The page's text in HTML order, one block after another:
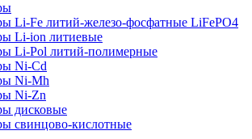
Li-Fe литий-железо-фосфатные LiFePO4
Li-ion литиевые
Li-Pol литий-полимерные
Ni-Cd
Ni-Mh
Ni-Zn
дисковые
свинцово-кислотные